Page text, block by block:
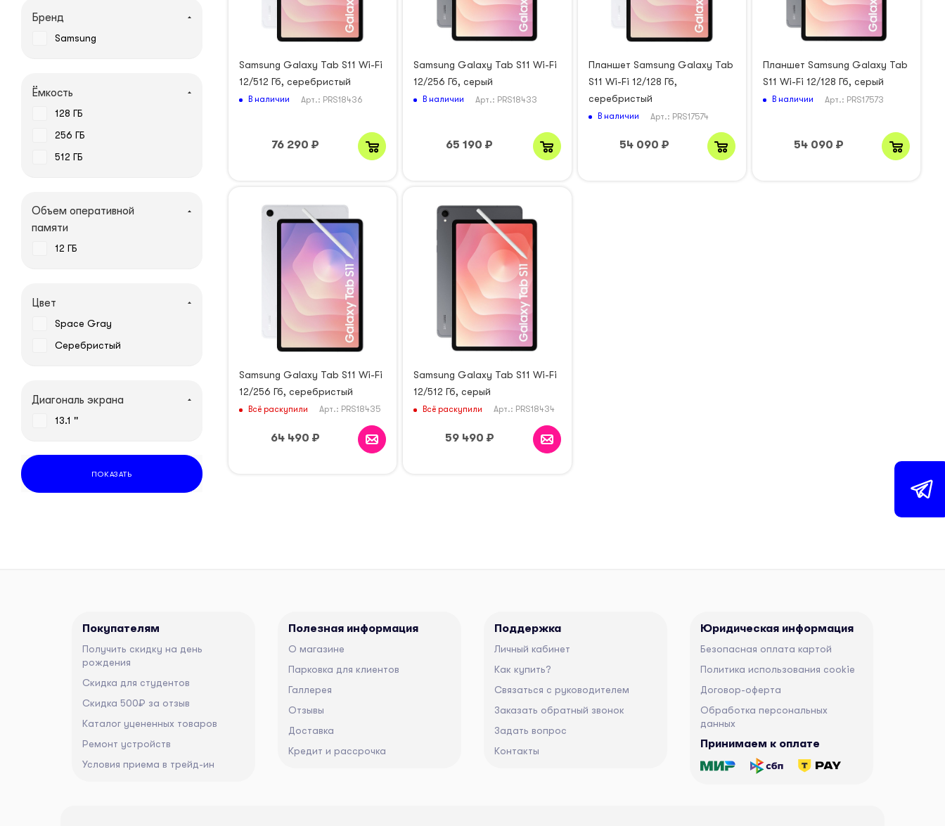
Samsung Galaxy Tab S11 Wi-Fi
12/512 Гб, серебристый
В наличии Арт.: PRS18436
76 290 ₽
Samsung Galaxy Tab S11 Wi-Fi
12/256 Гб, серый
В наличии Арт.: PRS18433
65 190 ₽
Планшет Samsung Galaxy Tab
S11 Wi-Fi 12/128 Гб,
серебристый
В наличии Арт.: PRS17574
54 090 ₽
Планшет Samsung Galaxy Tab
S11 Wi-Fi 12/128 Гб, серый
В наличии Арт.: PRS17573
54 090 ₽
Samsung Galaxy Tab S11 Wi-Fi
12/256 Гб, серебристый
Всё раскупили Арт.: PRS18435
64 490 ₽
Samsung Galaxy Tab S11 Wi-Fi
12/512 Гб, серый
Всё раскупили Арт.: PRS18434
59 490 ₽
Бренд
Samsung
Ёмкость
128 ГБ
256 ГБ
512 ГБ
Объем оперативной
памяти
12 ГБ
Цвет
Space Gray
Серебристый
Диагональ экрана
13.1 ''
ПОКАЗАТЬ
Покупателям
Получить скидку на день
рождения
Скидка для студентов
Скидка 500₽ за отзыв
Каталог уцененных товаров
Ремонт устройств
Условия приема в трейд-ин
Полезная информация
О магазине
Парковка для клиентов
Галлерея
Отзывы
Доставка
Кредит и рассрочка
Поддержка
Личный кабинет
Как купить?
Связаться с руководителем
Заказать обратный звонок
Задать вопрос
Контакты
Юридическая информация
Безопасная оплата картой
Политика использования cookie
Договор-оферта
Обработка персональных
данных
Принимаем к оплате